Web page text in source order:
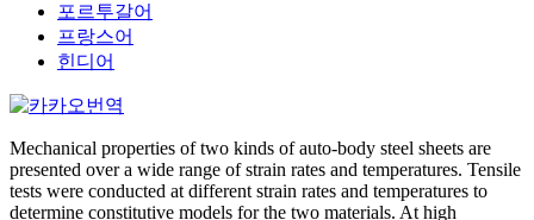
포르투갈어
프랑스어
힌디어
Mechanical properties of two kinds of auto-body steel sheets are
presented over a wide range of strain rates and temperatures. Tensile
tests were conducted at different strain rates and temperatures to
determine constitutive models for the two materials. At high